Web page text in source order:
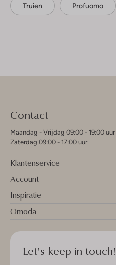
Truien Profuomo
Contact
Maandag - Vrijdag 09:00 - 19:00 uur
Zaterdag 09:00 - 17:00 uur
Klantenservice
Account
Inspiratie
Omoda
Let's keep in touch!